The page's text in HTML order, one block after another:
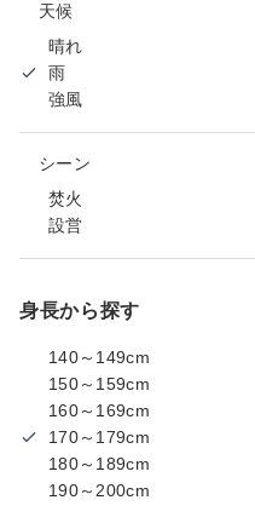
天候
晴れ
雨
強風
シーン
焚火
設営
身長から探す
140～149cm
150～159cm
160～169cm
170～179cm
180～189cm
190～200cm